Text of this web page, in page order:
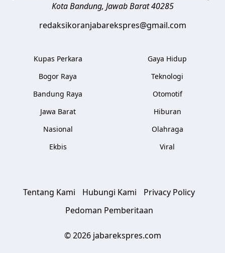
Kota Bandung, Jawab Barat 40285
redaksikoranjabarekspres@gmail.com
Kupas Perkara
Bogor Raya
Bandung Raya
Jawa Barat
Nasional
Ekbis
Gaya Hidup
Teknologi
Otomotif
Hiburan
Olahraga
Viral
Tentang Kami Hubungi Kami
Privacy Policy
Pedoman Pemberitaan
© 2026 jabarekspres.com